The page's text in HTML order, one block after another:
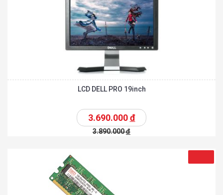
LCD DELL PRO 19inch
3.690.000đ
3.890.000đ